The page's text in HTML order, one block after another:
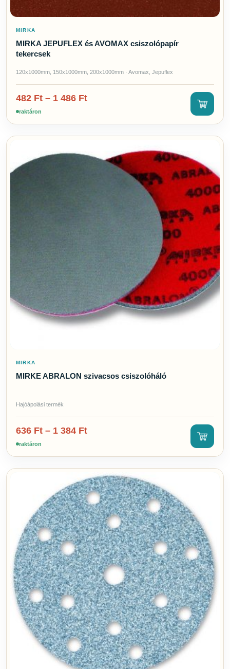
MIRKA
MIRKA JEPUFLEX és AVOMAX csiszolópapír
tekercsek
120x1000mm, 150x1000mm, 200x1000mm · Avomax, Jepuflex
482 Ft – 1 486 Ft
raktáron
MIRKA
MIRKE ABRALON szivacsos csiszolóháló
Hajóápolási termék
636 Ft – 1 384 Ft
raktáron